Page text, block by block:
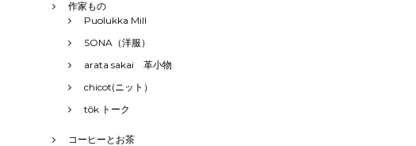
作家もの
Puolukka Mill
SONA（洋服）
arata sakai 革小物
chicot(ニット）
tôk トーク
コーヒーとお茶